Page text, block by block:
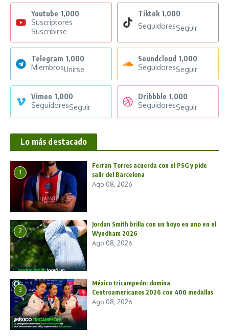
Youtube 1,000
Suscriptores
Suscribirse
Tiktok 1,000
SeguidoresSeguir
Telegram 1,000
MiembrosUnirse
Soundcloud 1,000
SeguidoresSeguir
Vimeo 1,000
SeguidoresSeguir
Dribbble 1,000
SeguidoresSeguir
Lo más destacado
1
Ferran Torres acuerda con el PSG y pide
salir del Barcelona
Ago 08, 2026
2
Jordan Smith brilla con un hoyo en uno en el
Wyndham 2026
Ago 08, 2026
3
México tricampeón: domina
Centroamericanos 2026 con 400 medallas
Ago 08, 2026